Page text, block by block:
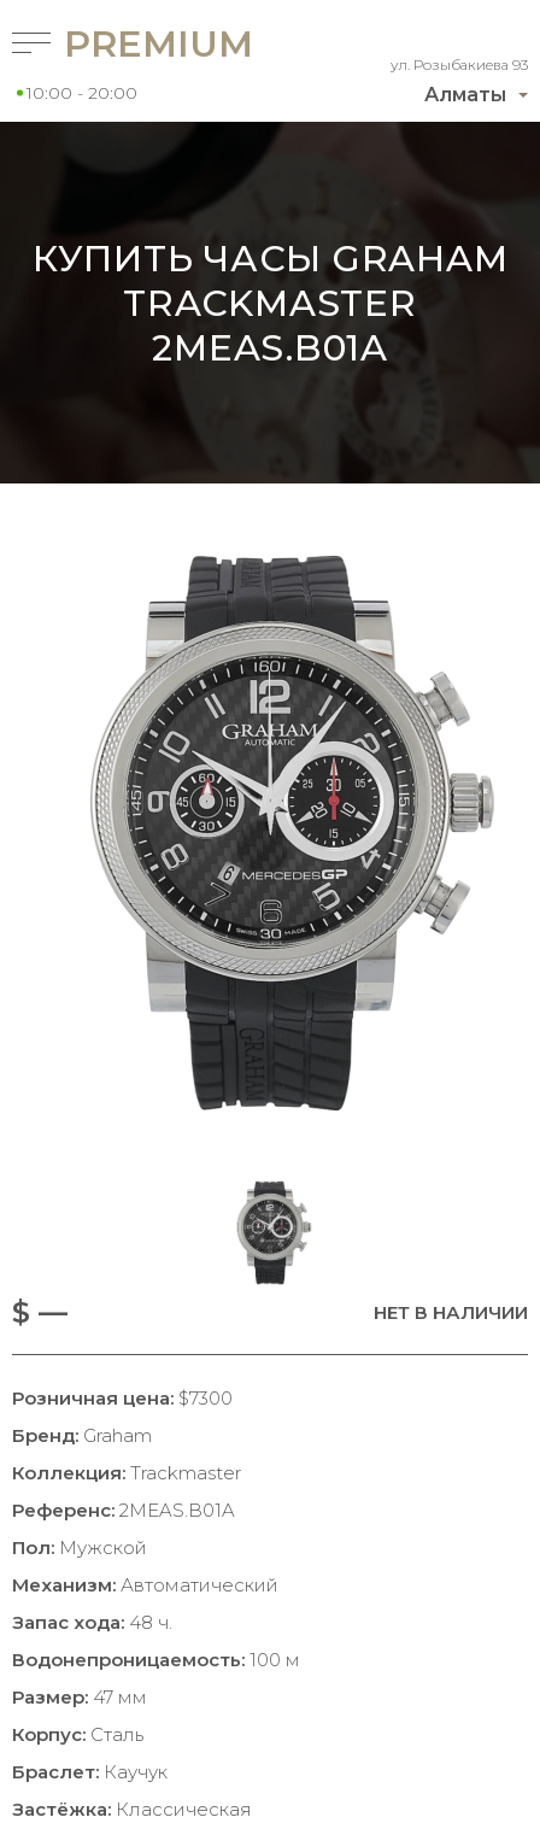
Алматы
ул. Розыбакиева 93
PREMIUM
10:00 - 20:00
КУПИТЬ ЧАСЫ GRAHAM
TRACKMASTER
2MEAS.B01A
$ — НЕТ В НАЛИЧИИ
Розничная цена: $7300
Бренд: Graham
Коллекция: Trackmaster
Референс: 2MEAS.B01A
Пол: Мужской
Механизм: Автоматический
Запас хода: 48 ч.
Водонепроницаемость: 100 м
Размер: 47 мм
Корпус: Сталь
Браслет: Каучук
Застёжка: Классическая